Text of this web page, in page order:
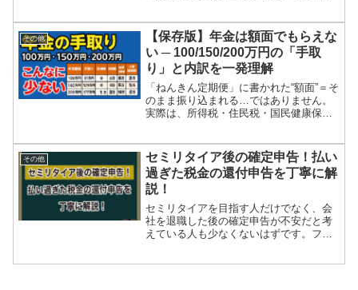
因と対応策の参考にしてください。
その他
【保存版】年金は額面でもらえな
い ─ 100/150/200万円の「手取
り」と内訳を一発理解
「ねんきん定期便」に書かれた“額面”＝そ
のまま振り込まれる…ではありません。
実際は、所得税・住民税・国民健康保険
後の家計が一気に苦しくなります。まず
は結論（ここだけ覚え...
その他
セミリタイア後の確定申告！払い
過ぎた税金の還付申告を丁寧に解
説！
セミリタイアを目指す人だけでなく、会
社を退職した後の確定申告が不安だと考
えている人も少なくないはずです。フリ